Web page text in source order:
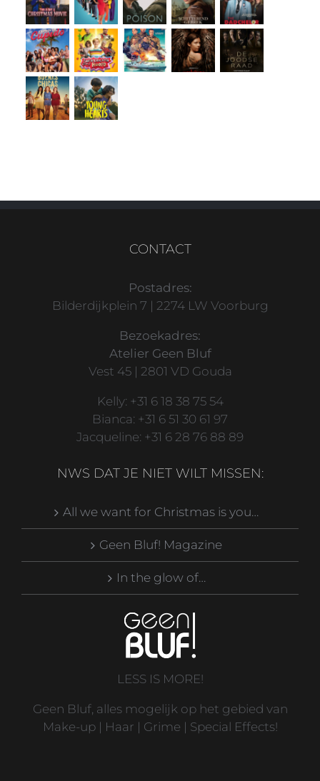
CONTACT
Postadres:
Bilderdijkplein 7 | 2274 LW Voorburg
Bezoekadres:
Atelier Geen Bluf
Vest 45 | 2801 VD Gouda
Kelly: +31 6 18 38 75 54
Bianca: +31 6 51 30 61 97
Jacqueline: +31 6 28 76 88 89
NWS DAT JE NIET WILT MISSEN:
All we want for Christmas is you…
Geen Bluf! Magazine
In the glow of…
LESS IS MORE!
Geen Bluf, alles mogelijk op het gebied van
Make-up | Haar | Grime | Special Effects!